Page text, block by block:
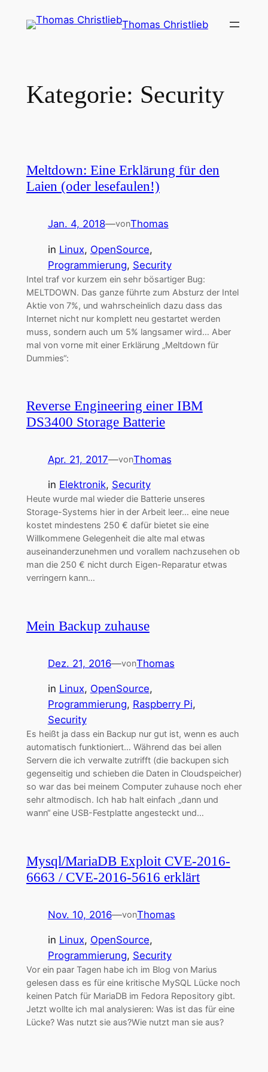
Inhalt
Thomas Christlieb
Kategorie: Security
Meltdown: Eine Erklärung für den
Laien (oder lesefaulen!)
Jan. 4, 2018—vonThomas
in Linux, OpenSource
Programmierung, Security
Intel traf vor kurzem ein sehr bösartiger Bug:
MELTDOWN. Das ganze führte zum Absturz der Intel
Aktie von 7%, und wahrscheinlich dazu dass das
Internet nicht nur komplett neu gestartet werden
muss, sondern auch um 5% langsamer wird… Aber
mal von vorne mit einer Erklärung „Meltdown für
Dummies“:
Reverse Engineering einer IBM
DS3400 Storage Batterie
Apr. 21, 2017—vonThomas
in Elektronik, Security
Heute wurde mal wieder die Batterie unseres
Storage-Systems hier in der Arbeit leer… eine neue
kostet mindestens 250 € dafür bietet sie eine
Willkommene Gelegenheit die alte mal etwas
auseinanderzunehmen und vorallem nachzusehen ob
man die 250 € nicht durch Eigen-Reparatur etwas
verringern kann…
Mein Backup zuhause
Dez. 21, 2016—vonThomas
in Linux, OpenSource
Programmierung, Raspberry Pi
Security
Es heißt ja dass ein Backup nur gut ist, wenn es auch
automatisch funktioniert… Während das bei allen
Servern die ich verwalte zutrifft (die backupen sich
gegenseitig und schieben die Daten in Cloudspeicher)
so war das bei meinem Computer zuhause noch eher
sehr altmodisch. Ich hab halt einfach „dann und
wann“ eine USB-Festplatte angesteckt und…
Mysql/MariaDB Exploit CVE-2016-
6663 / CVE-2016-5616 erklärt
Nov. 10, 2016—vonThomas
in Linux, OpenSource
Programmierung, Security
Vor ein paar Tagen habe ich im Blog von Marius
gelesen dass es für eine kritische MySQL Lücke noch
keinen Patch für MariaDB im Fedora Repository gibt.
Jetzt wollte ich mal analysieren: Was ist das für eine
Lücke? Was nutzt sie aus?Wie nutzt man sie aus?